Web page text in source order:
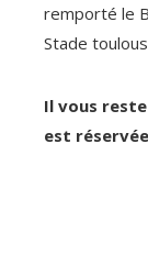
remporté le
Stade
Il vous
est